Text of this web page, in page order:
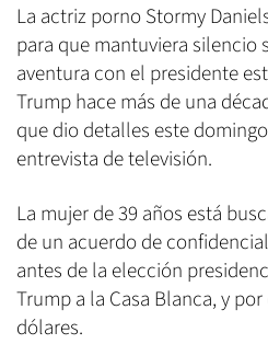
La actriz porno Stormy
para que mantuviera silencio
aventura con el presidente
Trump hace más de una
que dio detalles este
entrevista de televisión.
La mujer de 39 años está
de un acuerdo de
antes de la elección
Trump a la Casa Blanca, y
dólares.